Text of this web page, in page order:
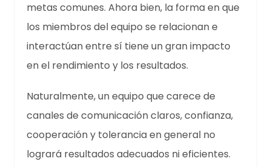
metas comunes. Ahora bien, la forma en que
los miembros del equipo se relacionan e
interactúan entre sí tiene un gran impacto
en el rendimiento y los resultados.
Naturalmente, un equipo que carece de
canales de comunicación claros, confianza,
cooperación y tolerancia en general no
logrará resultados adecuados ni eficientes.